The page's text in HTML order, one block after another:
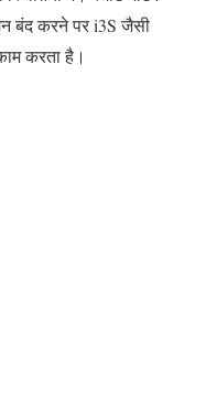
बंद करने पर i3S जैसी
करता है।